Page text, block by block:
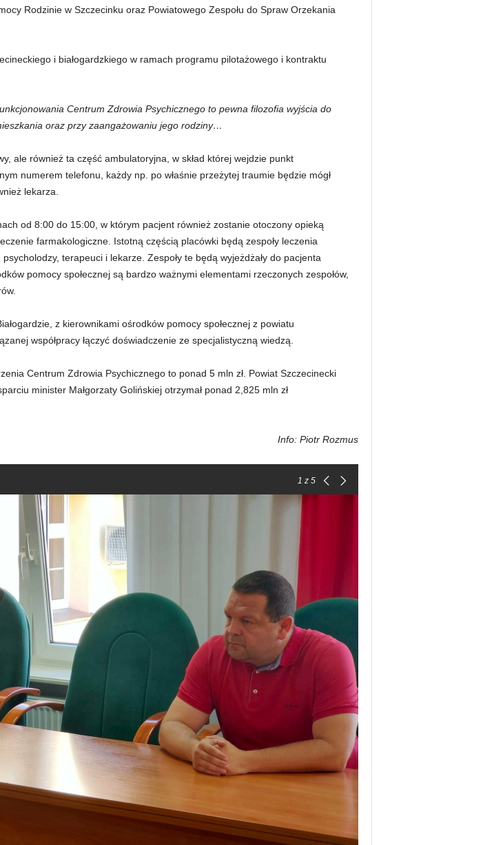
Rodzinie w Szczecinku oraz Powiatowego Zespołu do Spraw Orzekania
i białogardzkiego w ramach programu pilotażowego i kontraktu
Centrum Zdrowia Psychicznego to pewna filozofia wyjścia do
oraz przy zaangażowaniu jego rodziny…
ale również ta część ambulatoryjna, w skład której wejdzie punkt
numerem telefonu, każdy np. po właśnie przeżytej traumie będzie mógł
lekarza.
od 8:00 do 15:00, w którym pacjent również zostanie otoczony opieką
farmakologiczne. Istotną częścią placówki będą zespoły leczenia
terapeuci i lekarze. Zespoły te będą wyjeżdżały do pacjenta
pomocy społecznej są bardzo ważnymi elementami rzeczonych zespołów,
z kierownikami ośrodków pomocy społecznej z powiatu
współpracy łączyć doświadczenie ze specjalistyczną wiedzą.
Centrum Zdrowia Psychicznego to ponad 5 mln zł. Powiat Szczecinecki
minister Małgorzaty Golińskiej otrzymał ponad 2,825 mln zł
Info: Piotr Rozmus
1 z 5